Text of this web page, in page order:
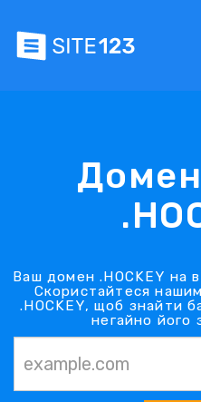
Ваш домен .HOCKEY на
Скористайтеся
.HOCKEY, щоб знайти
негайно його